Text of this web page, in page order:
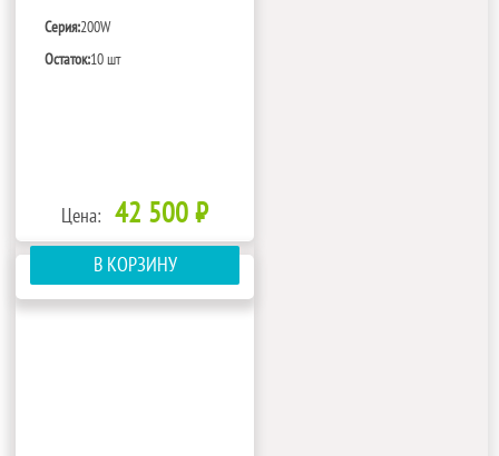
Серия:200W
Остаток:10 шт
Цена: 42 500 ₽
В КОРЗИНУ